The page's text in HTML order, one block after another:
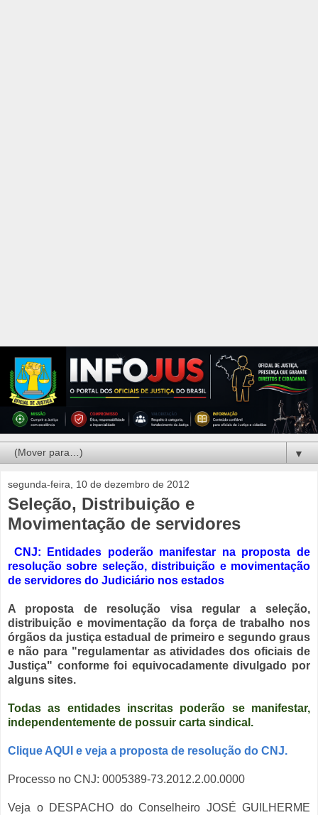
▼
segunda-feira, 10 de dezembro de 2012
Seleção, Distribuição e
Movimentação de servidores
CNJ: Entidades poderão manifestar na proposta de
resolução sobre seleção, distribuição e movimentação
de servidores do Judiciário nos estados
A proposta de resolução visa regular a seleção,
distribuição e movimentação da força de trabalho nos
órgãos da justiça estadual de primeiro e segundo graus
e não para "regulamentar as atividades dos oficiais de
Justiça" conforme foi equivocadamente divulgado por
alguns sites.
Todas as entidades inscritas poderão se manifestar,
independentemente de possuir carta sindical.
Clique AQUI e veja a proposta de resolução do CNJ.
Processo no CNJ: 0005389-73.2012.2.00.0000
Veja o DESPACHO do Conselheiro JOSÉ GUILHERME